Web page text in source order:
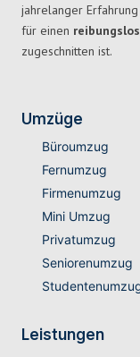
jahrelanger
für einen
zugeschnitten ist.
Umzüge
Büroumzug
Fernumzug
Firmenumzug
Mini Umzug
Privatumzug
Seniorenumzug
Leistungen